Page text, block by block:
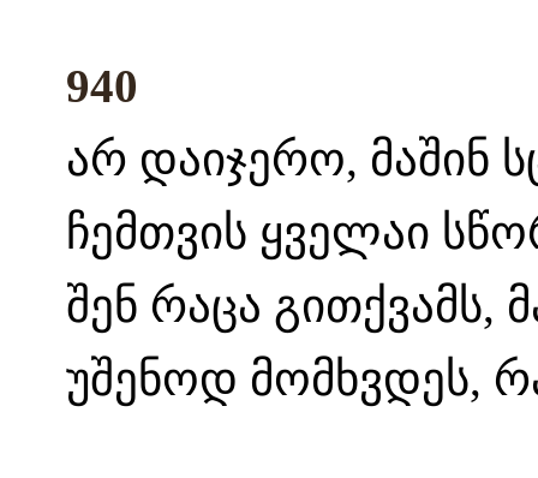
940
არ დაიჯერო, მაშინ
ჩემთვის ყველაი
შენ რაცა გითქვამს,
უშენოდ მომხვდეს,